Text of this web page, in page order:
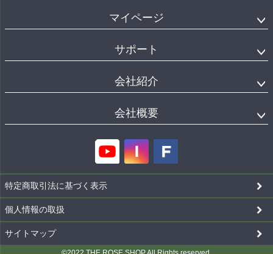
マイページ
サポート
会社紹介
会社概要
特定商取引法に基づく表示
個人情報の取扱
サイトマップ